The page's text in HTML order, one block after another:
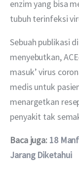
enzim yang bisa
tubuh terinfeksi
Sebuah publikasi
menyebutkan,
masuk’ virus
medis untuk
menargetkan
penyakit tak
Baca juga: 18
Jarang Diketahui